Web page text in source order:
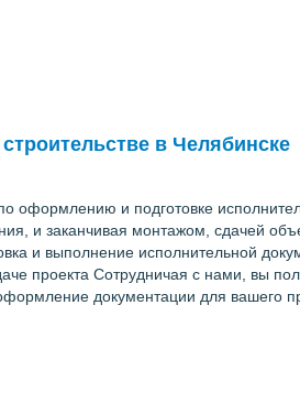
в Челябинске
и подготовке
и заканчивая монтажом, сдачей
и выполнение исполнительной
проекта Сотрудничая с нами, вы
документации для вашего